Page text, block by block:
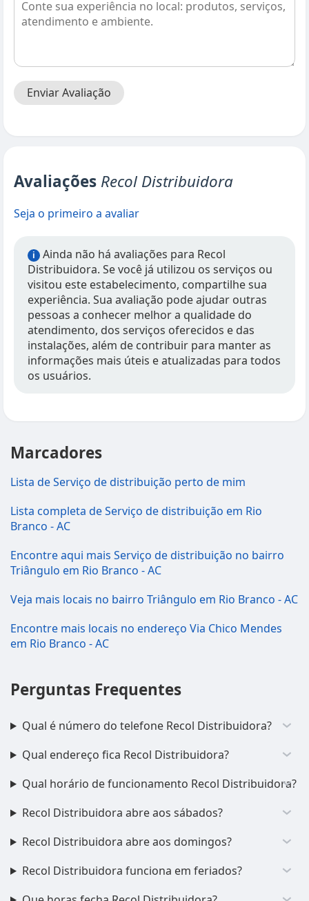
Enviar Avaliação
Avaliações Recol Distribuidora
Seja o primeiro a avaliar
i
Ainda não há avaliações para Recol
Distribuidora. Se você já utilizou os serviços ou
visitou este estabelecimento, compartilhe sua
experiência. Sua avaliação pode ajudar outras
pessoas a conhecer melhor a qualidade do
atendimento, dos serviços oferecidos e das
instalações, além de contribuir para manter as
informações mais úteis e atualizadas para todos
os usuários.
Marcadores
Lista de Serviço de distribuição perto de mim
Lista completa de Serviço de distribuição em Rio
Branco - AC
Encontre aqui mais Serviço de distribuição no bairro
Triângulo em Rio Branco - AC
Veja mais locais no bairro Triângulo em Rio Branco - AC
Encontre mais locais no endereço Via Chico Mendes
em Rio Branco - AC
Perguntas Frequentes
Qual é número do telefone Recol Distribuidora?
Qual endereço fica Recol Distribuidora?
Qual horário de funcionamento Recol Distribuidora?
Recol Distribuidora abre aos sábados?
Recol Distribuidora abre aos domingos?
Recol Distribuidora funciona em feriados?